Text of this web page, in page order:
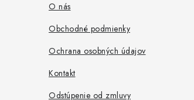
O nás
Obchodné podmienky
Ochrana osobných údajov
Kontakt
Odstúpenie od zmluvy